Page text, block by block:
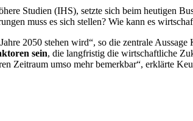
Studien (IHS), setzte sich beim heutigen
muss es sich stellen? Wie kann es
2050 stehen wird“, so die zentrale
sein, die langfristig die wirtschaftliche
Zeitraum umso mehr bemerkbar“, erklärte